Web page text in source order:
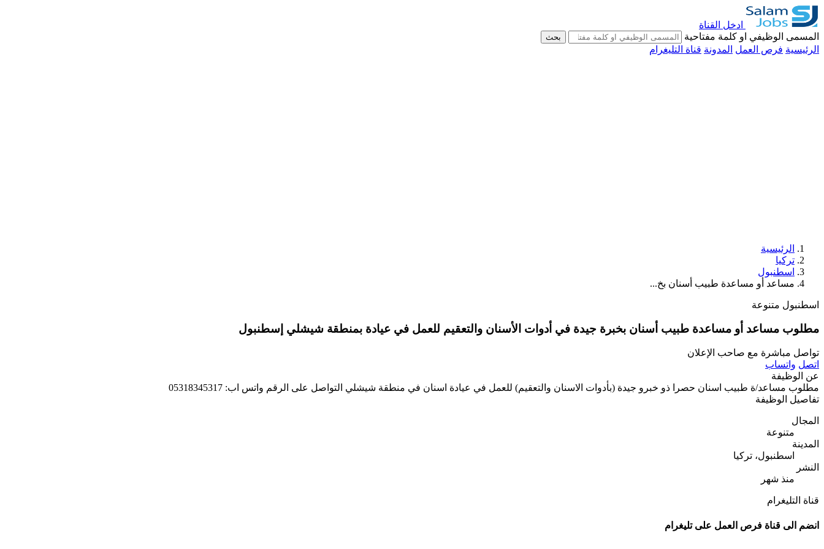
ادخل القناة
المسمى الوظيفي او كلمة مفتاحية
بحث
الرئيسية فرص العمل المدونة قناة التليغرام
الرئيسية
تركيا
اسطنبول
مساعد أو مساعدة طبيب أسنان بخ...
اسطنبول متنوعة
مطلوب مساعد أو مساعدة طبيب أسنان بخبرة جيدة في أدوات الأسنان والتعقيم للعمل في عيادة بمنطقة شيشلي إسطنبول
تواصل مباشرة مع صاحب الإعلان
اتصل واتساب
عن الوظيفة
مطلوب مساعد/ة طبيب اسنان حصرا ذو خبرو جيدة (بأدوات الاسنان والتعقيم) للعمل في عيادة اسنان في منطقة شيشلي التواصل على الرقم واتس اب: 05318345317
تفاصيل الوظيفة
المجال
متنوعة
المدينة
اسطنبول، تركيا
النشر
منذ شهر
قناة التليغرام
انضم الى قناة فرص العمل على تليغرام